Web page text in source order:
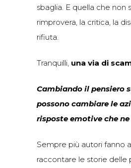
sbaglia. E quella che non
rimprovera, la critica, la
rifiuta.
Tranquilli, una via di
Cambiando il pensiero
possono cambiare le
risposte emotive che
Sempre più autori fanno
raccontare le storie delle